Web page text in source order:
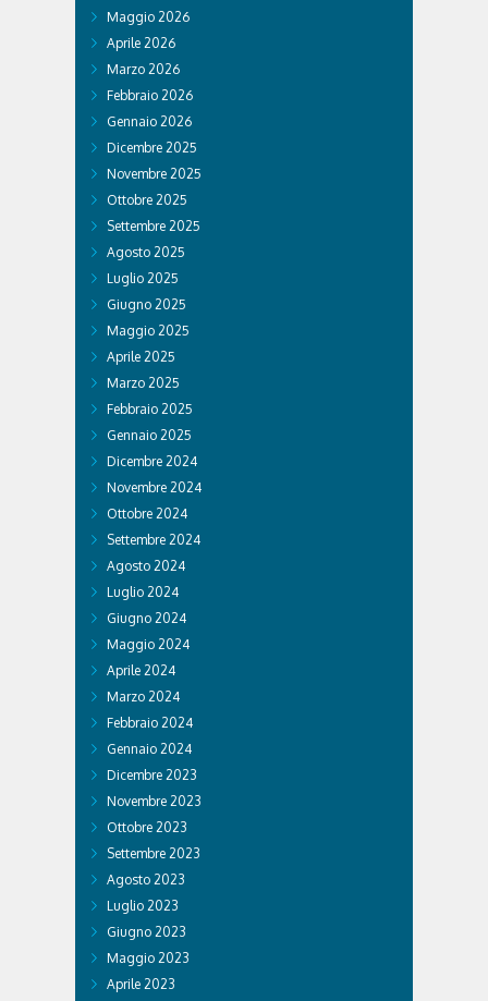
Maggio 2026
Aprile 2026
Marzo 2026
Febbraio 2026
Gennaio 2026
Dicembre 2025
Novembre 2025
Ottobre 2025
Settembre 2025
Agosto 2025
Luglio 2025
Giugno 2025
Maggio 2025
Aprile 2025
Marzo 2025
Febbraio 2025
Gennaio 2025
Dicembre 2024
Novembre 2024
Ottobre 2024
Settembre 2024
Agosto 2024
Luglio 2024
Giugno 2024
Maggio 2024
Aprile 2024
Marzo 2024
Febbraio 2024
Gennaio 2024
Dicembre 2023
Novembre 2023
Ottobre 2023
Settembre 2023
Agosto 2023
Luglio 2023
Giugno 2023
Maggio 2023
Aprile 2023